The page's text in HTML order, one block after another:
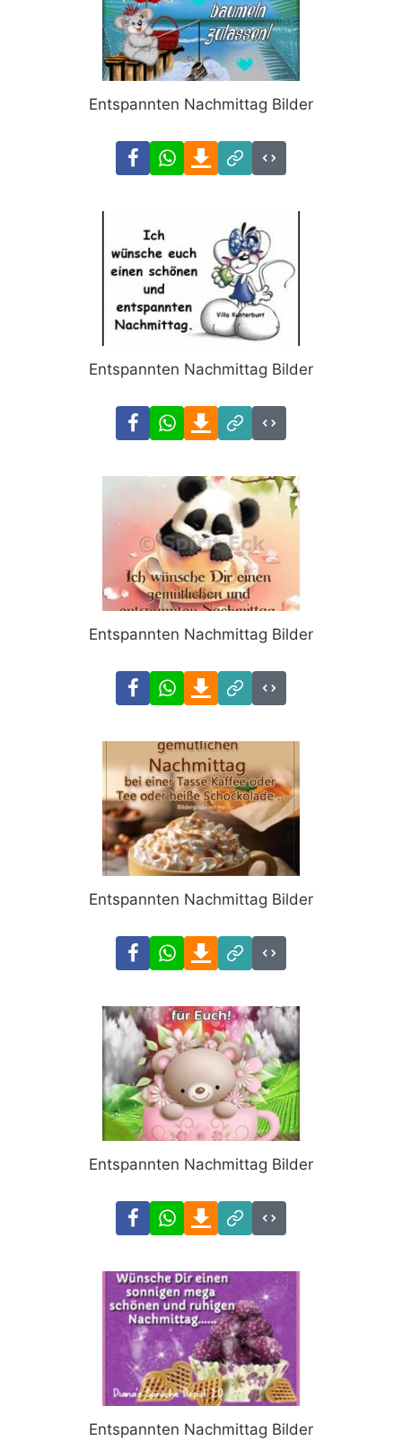
Entspannten Nachmittag Bilder
FacebookWhatsAppDownload
Link
Code
Entspannten Nachmittag Bilder
FacebookWhatsAppDownload
Link
Code
Entspannten Nachmittag Bilder
FacebookWhatsAppDownload
Link
Code
Entspannten Nachmittag Bilder
FacebookWhatsAppDownload
Link
Code
Entspannten Nachmittag Bilder
FacebookWhatsAppDownload
Link
Code
Entspannten Nachmittag Bilder